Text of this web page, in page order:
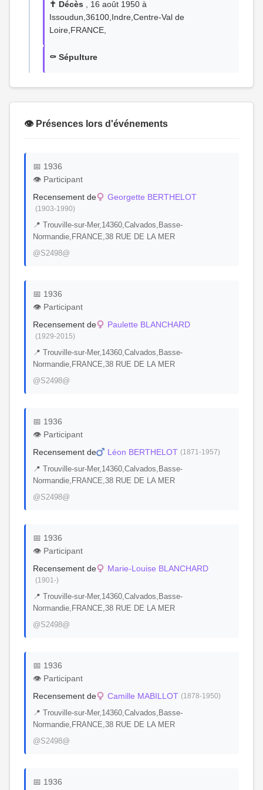
✝️ Décès , 16 août 1950 à
Issoudun,36100,Indre,Centre-Val de
Loire,FRANCE,
⚰️ Sépulture
👁️ Présences lors d'événements
📅 1936
👁️ Participant
Recensement de
Georgette BERTHELOT
(1903-1990)
📍 Trouville-sur-Mer,14360,Calvados,Basse-
Normandie,FRANCE,38 RUE DE LA MER
@S2498@
📅 1936
👁️ Participant
Recensement de
Paulette BLANCHARD
(1929-2015)
📍 Trouville-sur-Mer,14360,Calvados,Basse-
Normandie,FRANCE,38 RUE DE LA MER
@S2498@
📅 1936
👁️ Participant
Recensement de
Léon BERTHELOT (1871-1957)
📍 Trouville-sur-Mer,14360,Calvados,Basse-
Normandie,FRANCE,38 RUE DE LA MER
@S2498@
📅 1936
👁️ Participant
Recensement de
Marie-Louise BLANCHARD
(1901-)
📍 Trouville-sur-Mer,14360,Calvados,Basse-
Normandie,FRANCE,38 RUE DE LA MER
@S2498@
📅 1936
👁️ Participant
Recensement de
Camille MABILLOT (1878-1950)
📍 Trouville-sur-Mer,14360,Calvados,Basse-
Normandie,FRANCE,38 RUE DE LA MER
@S2498@
📅 1936